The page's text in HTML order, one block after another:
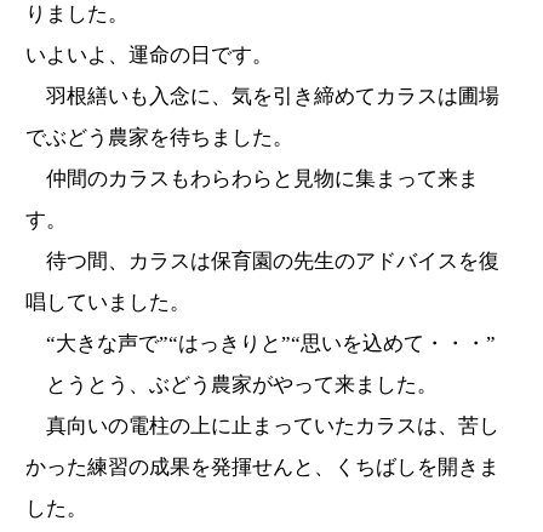
りました。
いよいよ、運命の日です。
羽根繕いも入念に、気を引き締めてカラスは圃場
でぶどう農家を待ちました。
仲間のカラスもわらわらと見物に集まって来ま
す。
待つ間、カラスは保育園の先生のアドバイスを復
唱していました。
“大きな声で”“はっきりと”“思いを込めて・・・”
とうとう、ぶどう農家がやって来ました。
真向いの電柱の上に止まっていたカラスは、苦し
かった練習の成果を発揮せんと、くちばしを開きま
した。